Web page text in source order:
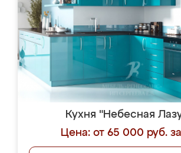
Кухня "Небесная
Цена: от 65 000 руб.